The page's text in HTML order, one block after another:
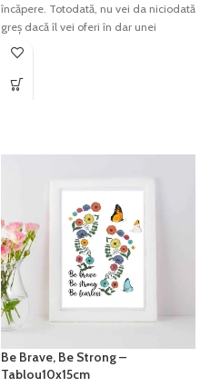
încăpere. Totodată, nu vei da niciodată
greș dacă îl vei oferi în dar unei
persoane dragi.
Canvas, Ultra Premium
Fiecare tablou este prelucrat manual și
verificat cu atenție înainte de a fi
expediat.
Be Brave, Be Strong –
Tablou10x15cm